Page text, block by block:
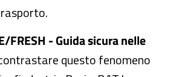
FRESH - Guida sicura nelle
questo fenomeno